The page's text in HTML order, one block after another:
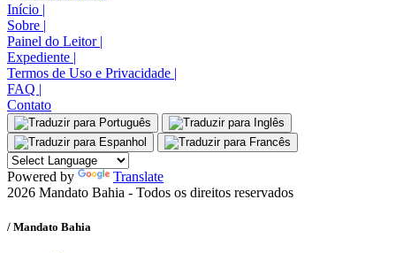
Início |
Sobre |
Painel do Leitor |
Expediente |
Termos de Uso e Privacidade |
FAQ |
Contato
Powered by
Translate
2026 Mandato Bahia - Todos os direitos reservados
/ Mandato Bahia